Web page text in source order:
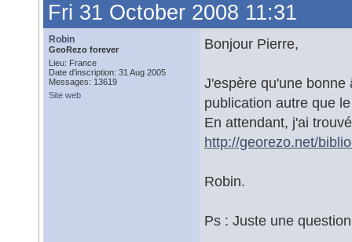
Fri 31 October 2008 11:31
Robin
GeoRezo forever
Lieu: France
Date d'inscription: 31 Aug 2005
Messages: 13619
Site web
Bonjour Pierre,
J'espère qu'une
publication autre que
En attendant, j'ai
http://georezo.net/
Robin.
Ps : Juste une